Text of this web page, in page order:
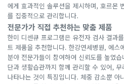
에게 효과적인 솔루션을 제시하며, 호르몬
를 집중적으로 관리합니다.
전문가가 직접 추천하는 맞춤 제품
한미 디센큐 프로그램은 유전자 검사 결과
트 제품을 추천합니다. 한강연세병원, 에스
분야 전문가들이 참여하여 신뢰도를 높였
단과 생활습관까지 함께 관리할 수 있어,
나타나는 것이 특징입니다. 체중 감소뿐 아